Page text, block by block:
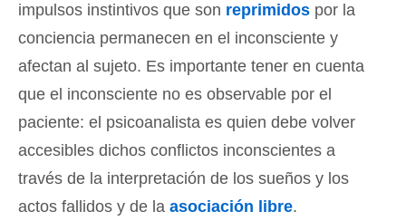
impulsos instintivos que son reprimidos por la
conciencia permanecen en el inconsciente y
afectan al sujeto. Es importante tener en cuenta
que el inconsciente no es observable por el
paciente: el psicoanalista es quien debe volver
accesibles dichos conflictos inconscientes a
través de la interpretación de los sueños y los
actos fallidos y de la asociación libre.